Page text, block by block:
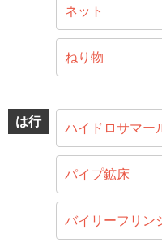
ネット
ねり物
は行 ハイドロサマー
パイプ鉱床
バイリーフリン